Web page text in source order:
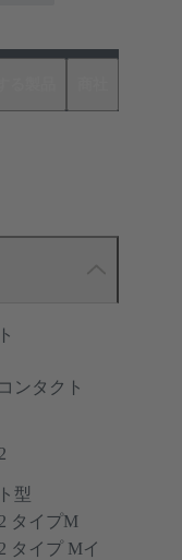
ンタクト
型
タイプM
タイプ Mイ